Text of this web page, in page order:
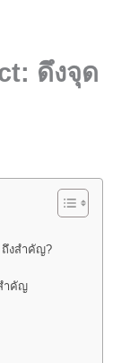
ดึงจุด
ถึงสำคัญ?
ำคัญ